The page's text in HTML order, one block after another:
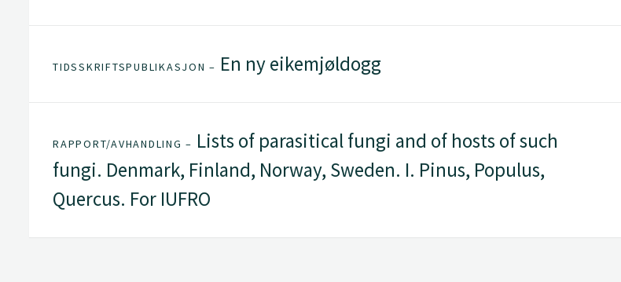
TIDSSKRIFTSPUBLIKASJON – En ny eikemjøldogg
RAPPORT/AVHANDLING – Lists of parasitical fungi and of hosts of such
fungi. Denmark, Finland, Norway, Sweden. I. Pinus, Populus,
Quercus. For IUFRO